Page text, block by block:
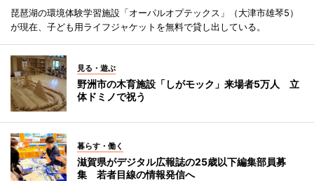
琵琶湖の環境体験学習施設「オーパルオプテックス」（大津市雄琴5）
が現在、子ども用ライフジャケットを無料で貸し出している。
見る・遊ぶ
野洲市の木育施設「しがモック」来場者5万人 立
体ドミノで祝う
暮らす・働く
滋賀県がデジタル広報誌の25歳以下編集部員募
集 若者目線の情報発信へ